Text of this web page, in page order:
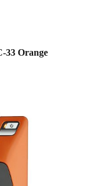
33 Orange